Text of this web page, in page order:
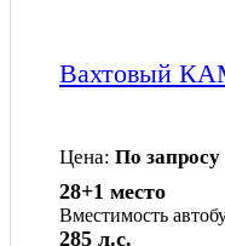
Вахтовый
Цена: По запросу
Вместимость
28+1 место
285 л.с.